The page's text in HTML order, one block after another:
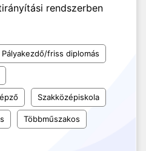
rendszerben
Pályakezdő/friss diplomás
Szakközépiskola
Többműszakos